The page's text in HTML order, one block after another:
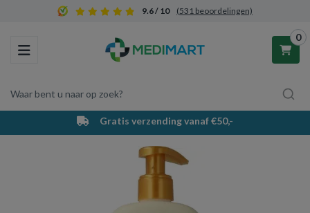
9.6 / 10 (531 beoordelingen)
Toggle navigation
Waar bent u naar op zoek?
0
Winkelwagen
Uw winkelwagen is leeg.
Vul hem met producten.
Gratis verzending vanaf €50,-